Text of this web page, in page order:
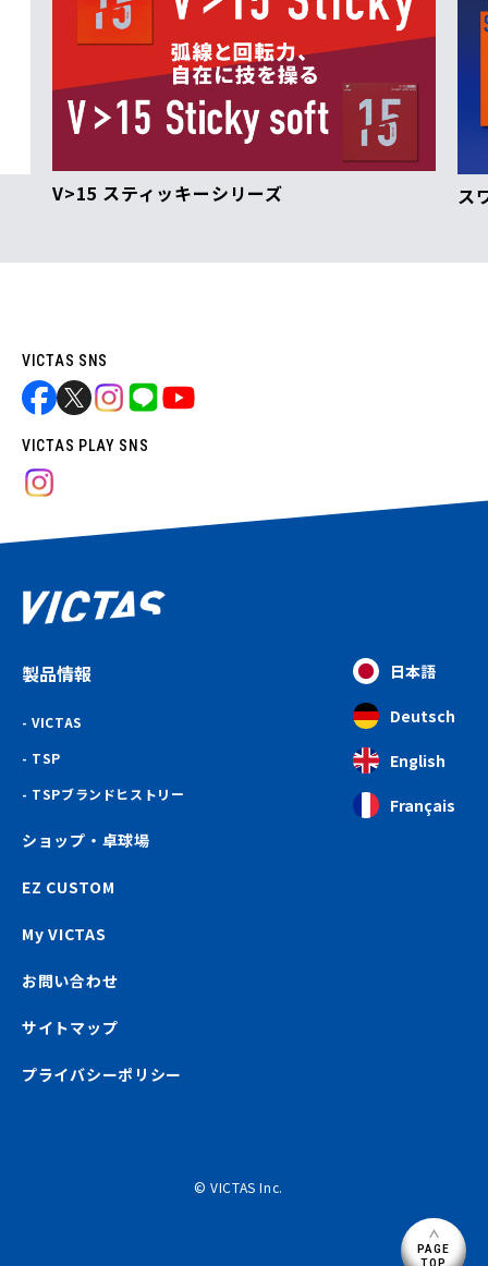
V>15 スティッキーシリーズ ス
VICTAS SNS
VICTAS PLAY SNS
製品情報
VICTAS
TSP
TSPブランドヒストリー
ショップ・卓球場
EZ CUSTOM
My VICTAS
お問い合わせ
サイトマップ
プライバシーポリシー
日本語
Deutsch
English
Français
© VICTAS Inc.
PAGE
TOP